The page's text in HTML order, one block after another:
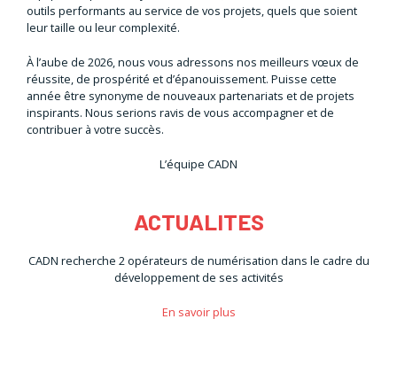
outils performants au service de vos projets, quels que soient
leur taille ou leur complexité.
À l’aube de 2026, nous vous adressons nos meilleurs vœux de
réussite, de prospérité et d’épanouissement. Puisse cette
année être synonyme de nouveaux partenariats et de projets
inspirants. Nous serions ravis de vous accompagner et de
contribuer à votre succès.
L’équipe CADN
ACTUALITES
CADN recherche 2 opérateurs de numérisation dans le cadre du
développement de ses activités
En savoir plus